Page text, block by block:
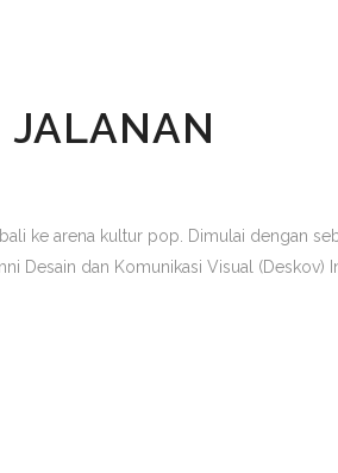
JALANAN
ke arena kultur pop. Dimulai dengan
Desain dan Komunikasi Visual (Deskov)